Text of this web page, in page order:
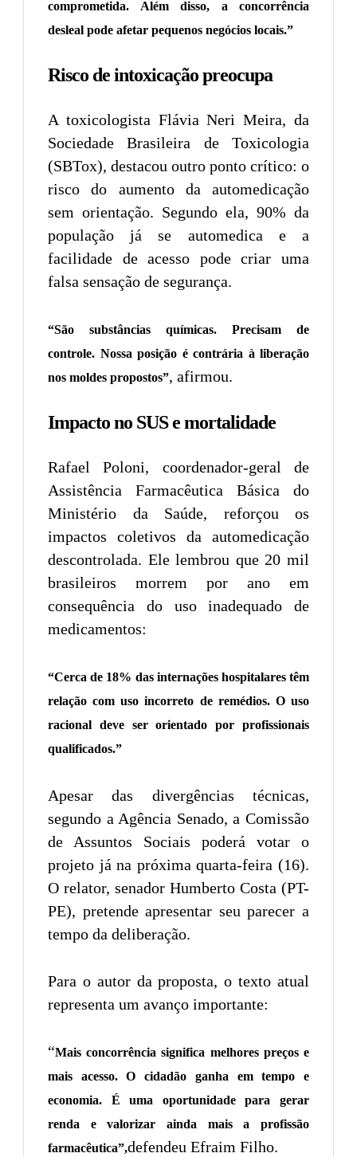
comprometida. Além disso, a concorrência
desleal pode afetar pequenos negócios locais.”
Risco de intoxicação preocupa
A toxicologista Flávia Neri Meira, da
Sociedade Brasileira de Toxicologia
(SBTox), destacou outro ponto crítico: o
risco do aumento da automedicação
sem orientação. Segundo ela, 90% da
população já se automedica e a
facilidade de acesso pode criar uma
falsa sensação de segurança.
“São substâncias químicas. Precisam de
controle. Nossa posição é contrária à liberação
nos moldes propostos”, afirmou.
Impacto no SUS e mortalidade
Rafael Poloni, coordenador-geral de
Assistência Farmacêutica Básica do
Ministério da Saúde, reforçou os
impactos coletivos da automedicação
descontrolada. Ele lembrou que 20 mil
brasileiros morrem por ano em
consequência do uso inadequado de
medicamentos:
“Cerca de 18% das internações hospitalares têm
relação com uso incorreto de remédios. O uso
racional deve ser orientado por profissionais
qualificados.”
Apesar das divergências técnicas,
segundo a Agência Senado, a Comissão
de Assuntos Sociais poderá votar o
projeto já na próxima quarta-feira (16).
O relator, senador Humberto Costa (PT-
PE), pretende apresentar seu parecer a
tempo da deliberação.
Para o autor da proposta, o texto atual
representa um avanço importante:
“Mais concorrência significa melhores preços e
mais acesso. O cidadão ganha em tempo e
economia. É uma oportunidade para gerar
renda e valorizar ainda mais a profissão
farmacêutica”,defendeu Efraim Filho.